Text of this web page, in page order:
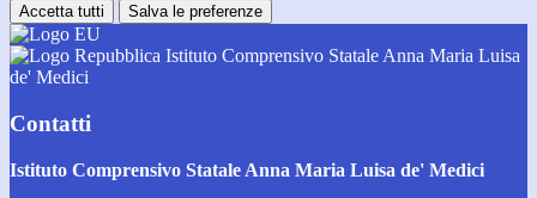
Accetta tutti Salva le preferenze
Istituto Comprensivo Statale Anna Maria Luisa
de' Medici
Contatti
Istituto Comprensivo Statale Anna Maria Luisa de' Medici